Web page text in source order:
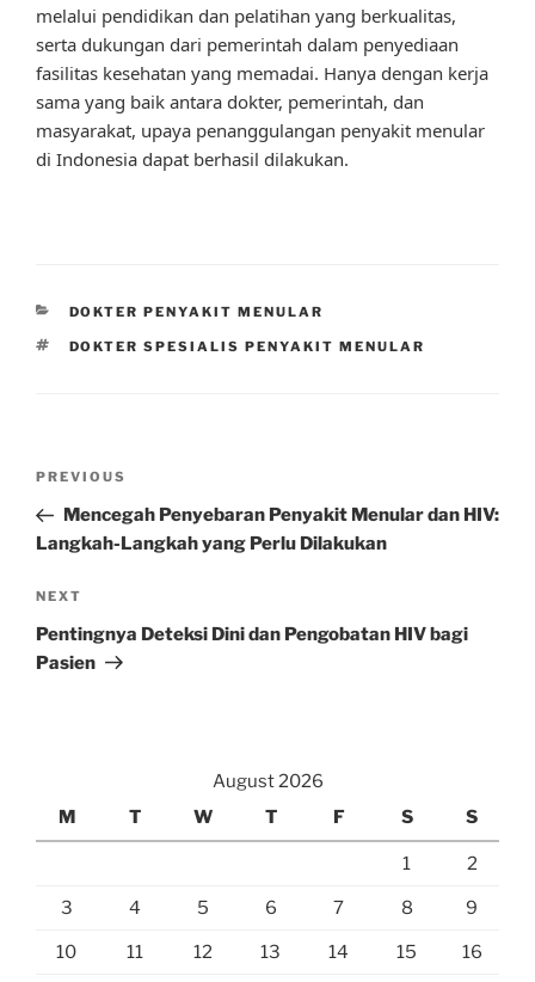
melalui pendidikan dan pelatihan yang berkualitas,
serta dukungan dari pemerintah dalam penyediaan
fasilitas kesehatan yang memadai. Hanya dengan kerja
sama yang baik antara dokter, pemerintah, dan
masyarakat, upaya penanggulangan penyakit menular
di Indonesia dapat berhasil dilakukan.
CATEGORIES
DOKTER PENYAKIT MENULAR
TAGS
DOKTER SPESIALIS PENYAKIT MENULAR
Previous
Post
PREVIOUS
Mencegah Penyebaran Penyakit Menular dan HIV:
Langkah-Langkah yang Perlu Dilakukan
Next
Post
NEXT
Pentingnya Deteksi Dini dan Pengobatan HIV bagi
Pasien
August 2026
M
T W T F S S
1 2
3 4 5 6 7 8 9
10 11 12 13 14 15 16